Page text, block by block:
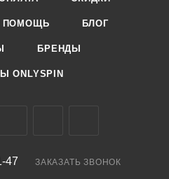
ПОМОЩЬ БЛОГ
БРЕНДЫ
ONLYSPIN
47 ЗАКАЗАТЬ ЗВОНОК